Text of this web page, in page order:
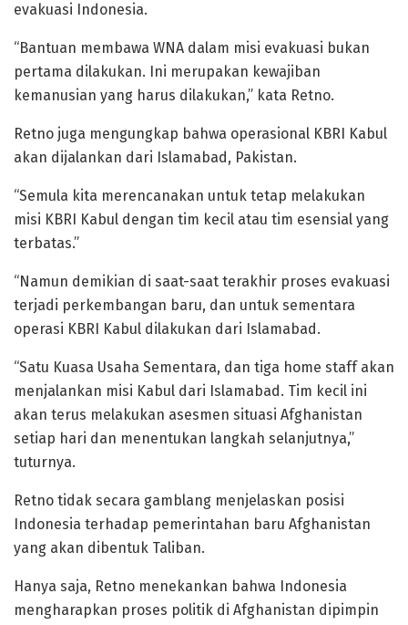
evakuasi Indonesia.
“Bantuan membawa WNA dalam misi evakuasi bukan
pertama dilakukan. Ini merupakan kewajiban
kemanusian yang harus dilakukan,” kata Retno.
Retno juga mengungkap bahwa operasional KBRI Kabul
akan dijalankan dari Islamabad, Pakistan.
“Semula kita merencanakan untuk tetap melakukan
misi KBRI Kabul dengan tim kecil atau tim esensial yang
terbatas.”
“Namun demikian di saat-saat terakhir proses evakuasi
terjadi perkembangan baru, dan untuk sementara
operasi KBRI Kabul dilakukan dari Islamabad.
“Satu Kuasa Usaha Sementara, dan tiga home staff akan
menjalankan misi Kabul dari Islamabad. Tim kecil ini
akan terus melakukan asesmen situasi Afghanistan
setiap hari dan menentukan langkah selanjutnya,”
tuturnya.
Retno tidak secara gamblang menjelaskan posisi
Indonesia terhadap pemerintahan baru Afghanistan
yang akan dibentuk Taliban.
Hanya saja, Retno menekankan bahwa Indonesia
mengharapkan proses politik di Afghanistan dipimpin